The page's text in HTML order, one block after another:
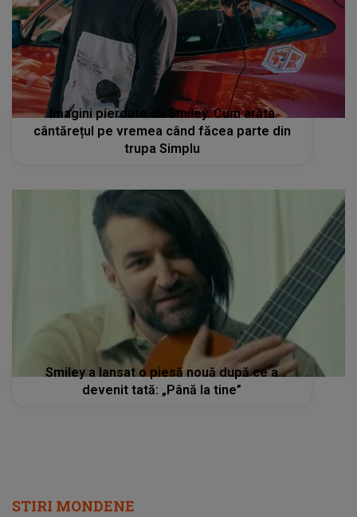
Imagini pierdute cu Smiley. Cum arăta
cântărețul pe vremea când făcea parte din
trupa Simplu
Smiley a lansat o piesă nouă după ce a
devenit tată: „Până la tine”
STIRI MONDENE